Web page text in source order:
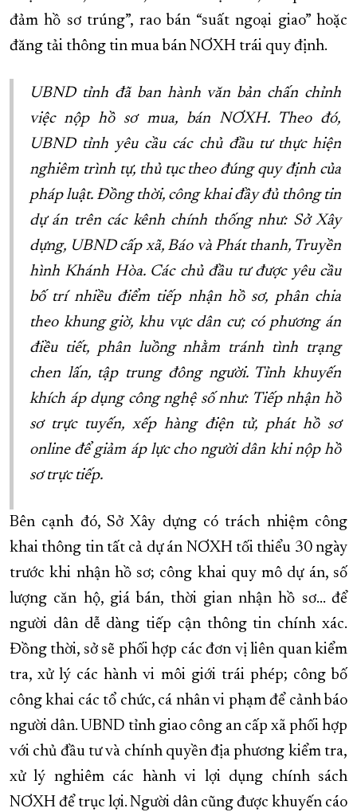
đảm hồ sơ trúng”, rao bán “suất ngoại giao” hoặc
đăng tải thông tin mua bán NƠXH trái quy định.
UBND tỉnh đã ban hành văn bản chấn chỉnh
việc nộp hồ sơ mua, bán NƠXH. Theo đó,
UBND tỉnh yêu cầu các chủ đầu tư thực hiện
nghiêm trình tự, thủ tục theo đúng quy định của
pháp luật. Đồng thời, công khai đầy đủ thông tin
dự án trên các kênh chính thống như: Sở Xây
dựng, UBND cấp xã, Báo và Phát thanh, Truyền
hình Khánh Hòa. Các chủ đầu tư được yêu cầu
bố trí nhiều điểm tiếp nhận hồ sơ, phân chia
theo khung giờ, khu vực dân cư; có phương án
điều tiết, phân luồng nhằm tránh tình trạng
chen lấn, tập trung đông người. Tỉnh khuyến
khích áp dụng công nghệ số như: Tiếp nhận hồ
sơ trực tuyến, xếp hàng điện tử, phát hồ sơ
online để giảm áp lực cho người dân khi nộp hồ
sơ trực tiếp.
Bên cạnh đó, Sở Xây dựng có trách nhiệm công
khai thông tin tất cả dự án NƠXH tối thiểu 30 ngày
trước khi nhận hồ sơ; công khai quy mô dự án, số
lượng căn hộ, giá bán, thời gian nhận hồ sơ… để
người dân dễ dàng tiếp cận thông tin chính xác.
Đồng thời, sở sẽ phối hợp các đơn vị liên quan kiểm
tra, xử lý các hành vi môi giới trái phép; công bố
công khai các tổ chức, cá nhân vi phạm để cảnh báo
người dân. UBND tỉnh giao công an cấp xã phối hợp
với chủ đầu tư và chính quyền địa phương kiểm tra,
xử lý nghiêm các hành vi lợi dụng chính sách
NƠXH để trục lợi. Người dân cũng được khuyến cáo